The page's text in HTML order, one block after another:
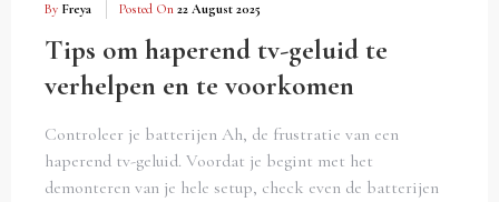
By Freya Posted On 22 August 2025
Tips om haperend tv-geluid te
verhelpen en te voorkomen
Controleer je batterijen Ah, de frustratie van een
haperend tv-geluid. Voordat je begint met het
demonteren van je hele setup, check even de batterijen